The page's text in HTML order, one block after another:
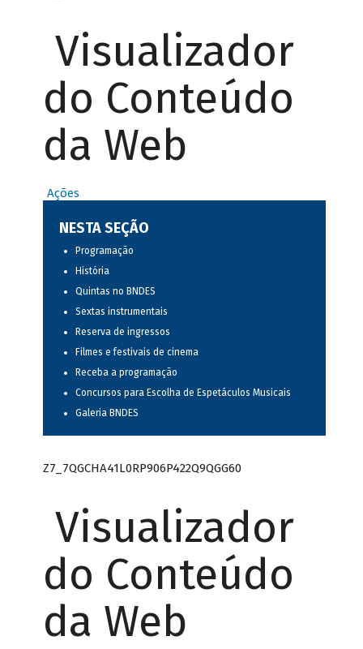
Visualizador
do Conteúdo
da Web
Ações
NESTA SEÇÃO
Programação
História
Quintas no BNDES
Sextas instrumentais
Reserva de ingressos
Filmes e festivais de cinema
Receba a programação
Concursos para Escolha de Espetáculos Musicais
Galeria BNDES
Z7_7QGCHA41L0RP906P422Q9QGG60
Visualizador
do Conteúdo
da Web